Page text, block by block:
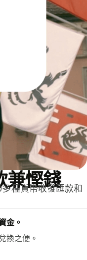
兼慳錢
種貨幣收發匯款和
金。
換之便。